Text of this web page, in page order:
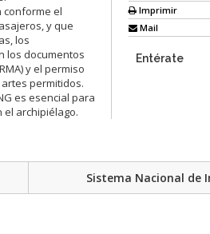
conforme el
y que
los
los documentos
y el permiso
permitidos.
es esencial para
archipiélago.
Imprimir
Mail
Entérate
Sistema Nacional de